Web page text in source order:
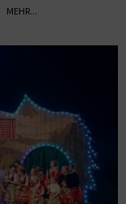
MEHR...